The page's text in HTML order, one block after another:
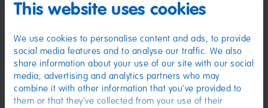
This website uses cookies
We use cookies to personalise content and ads, to provide
social media features and to analyse our traffic. We also
share information about your use of our site with our social
media, advertising and analytics partners who may
combine it with other information that you’ve provided to
them or that they’ve collected from your use of their
Wasser; Dextrose; Gelatine; Säuerungsmittel: Citronensäure;
Sonnenblumenöl; Aroma; Frucht- und Pflanzenkonzentrate: Saflor,
Süßkartoffel, Karotte, Schwarze Johannisbeere, Hibiskus; Überzugsmittel:
Bienenwachs weiß und gelb. Kann Spuren von MILCH, WEIZEN enthalten.
Nährwerte
Nährwerte pro 100 g
Energie: 1444 kJ/340 kcal